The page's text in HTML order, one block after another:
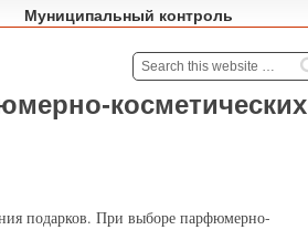
Муниципальный контроль
косметических
подарков. При выборе парфюмерно-